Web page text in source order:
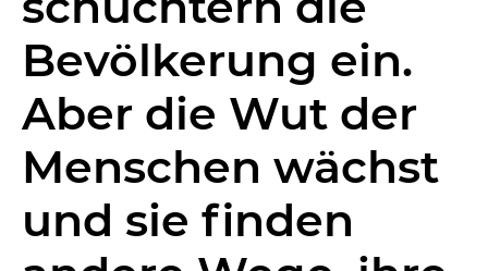
Bevölkerung ein.
Aber die Wut der
Menschen wächst
und sie finden